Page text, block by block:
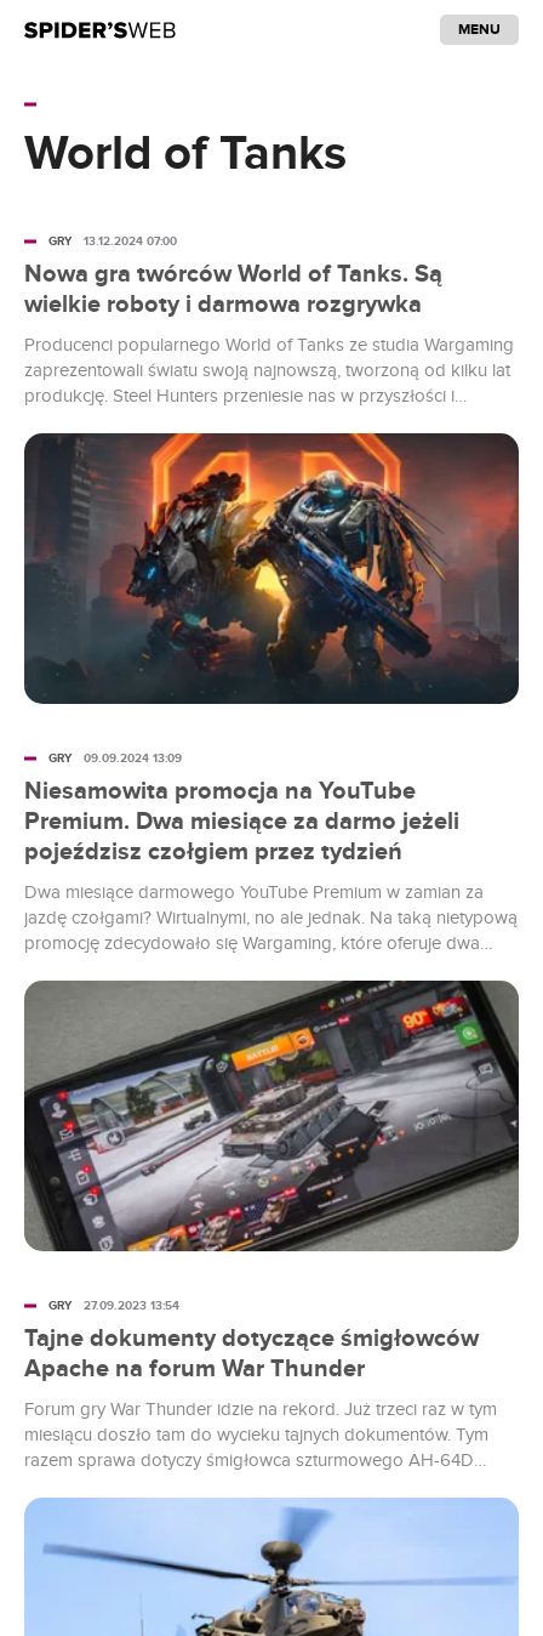
MENU
World of Tanks
Nowa gra twórców World of Tanks. Są
wielkie roboty i darmowa rozgrywka
Producenci popularnego World of Tanks ze studia Wargaming
zaprezentowali światu swoją najnowszą, tworzoną od kilku lat
produkcję. Steel Hunters przeniesie nas w przyszłości i
GRY 13.12.2024 07:00
Niesamowita promocja na YouTube
Premium. Dwa miesiące za darmo jeżeli
pojeździsz czołgiem przez tydzień
Dwa miesiące darmowego YouTube Premium w zamian za
jazdę czołgami? Wirtualnymi, no ale jednak. Na taką nietypową
promocję zdecydowało się Wargaming, które oferuje dwa
tydzień będą logować się do gry mobilnej World of Tanks Blitz
GRY 09.09.2024 13:09
Tajne dokumenty dotyczące śmigłowców
Apache na forum War Thunder
Forum gry War Thunder idzie na rekord. Już trzeci raz w tym
miesiącu doszło tam do wycieku tajnych dokumentów. Tym
razem sprawa dotyczy śmigłowca szturmowego AH-64D
GRY 27.09.2023 13:54